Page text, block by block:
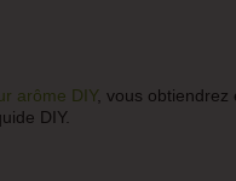
arôme DIY, vous obtiendrez
DIY.